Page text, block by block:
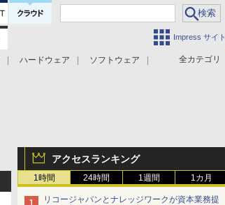
Impress サイト
全カテゴリ
ハードウェア
ソフトウェア
アクセスランキング
1時間 24時間 1週間 1カ月
リコージャパンとナレッジワークが資本業務提